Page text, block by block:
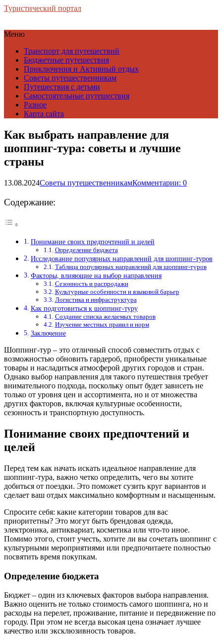
Туристический портал
Меню
Транспорт для путешествий
Бюджетные путешествия
Приключения и Активный отдых
Советы путешественникам
Путешествия с детьми
Самостоятельные путешествия
Разное
Карта сайта
Как выбрать направление для
шоппинг-тура: советы и лучшие
страны
13.08.2024Советы путешественникамКомментарии: 0
Содержание:
Понимание своих предпочтений и целей
Определение бюджета
Исследование популярных направлений для шоппинг-туров
Таблица популярных направлений для шоппинг-туров
Факторы, влияющие на выбор направления
Сезонность и распродажи
Культурные особенности и языковой барьер
Логистика и инфраструктура
Как подготовиться к шоппинг-туру
Создание списка желаемых товаров
Изучение местных правил и норм
Заключение
Шоппинг-тур – это отличный способ совместить отдых с
возможностью обновить гардероб, приобрести уникальные
товары и насладиться атмосферой других городов и стран.
Однако выбор направления для такого путешествия требует
внимательного подхода, поскольку опыт будет зависеть не
только от уровня цен и ассортимента, но и от множества
других факторов, включая культурные особенности,
сезонность и транспортную доступность.
Понимание своих предпочтений и
целей
Перед тем как начать искать идеальное направление для
шоппинг-тура, важно четко определить, чего вы хотите
добиться от поездки. Это поможет сузить круг вариантов и
сделает ваш отдых максимально комфортным и насыщенным.
Спросите себя: какие категории товаров для вас
приоритетны? Это могут быть брендовая одежда,
электроника, антиквариат, косметика или что-то иное.
Помимо этого, стоит учесть, хотите ли вы сочетать шоппинг с
культурными мероприятиями или предпочитаете полностью
посвятить время покупкам.
Определение бюджета
Бюджет – один из ключевых факторов выбора направления.
Важно оценить не только стоимость самого шоппинга, но и
расходы на перелет, проживание, питание и передвижение по
городу. При этом не всегда высокая цена означает лучшее
качество или эксклюзивность товаров.